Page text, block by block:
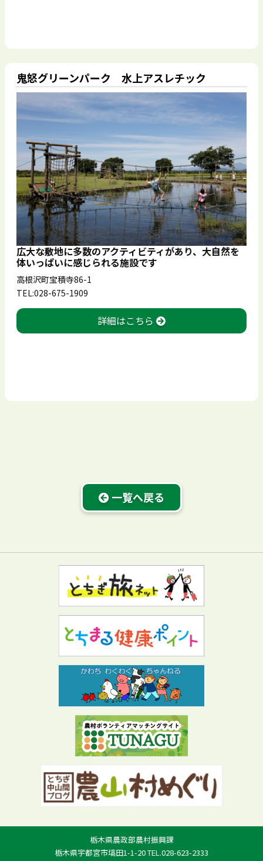
鬼怒グリーンパーク 水上アスレチック
広大な敷地に多数のアクティビティがあり、大自然を
体いっぱいに感じられる施設です
高根沢町宝積寺86-1
TEL:028-675-1909
詳細はこちら
一覧へ戻る
栃木県農政部農村振興課
栃木県宇都宮市塙田1-1-20 TEL.028-623-2333